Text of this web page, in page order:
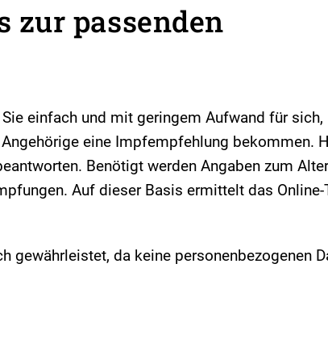
passenden
einfach und mit geringem Aufwand für sich,
eine Impfempfehlung bekommen.
Benötigt werden Angaben zum
Auf dieser Basis ermittelt das
gewährleistet, da keine personenbezogenen